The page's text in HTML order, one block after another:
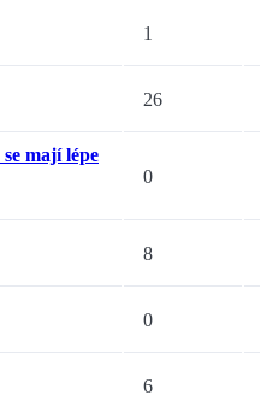
1
26
mají lépe
0
8
0
6